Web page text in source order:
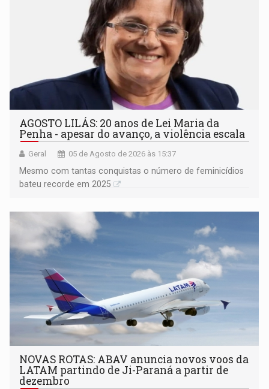
AGOSTO LILÁS: 20 anos de Lei Maria da
Penha - apesar do avanço, a violência escala
Geral 05 de Agosto de 2026 às 15:37
Mesmo com tantas conquistas o número de feminicídios
bateu recorde em 2025
NOVAS ROTAS: ABAV anuncia novos voos da
LATAM partindo de Ji-Paraná a partir de
dezembro